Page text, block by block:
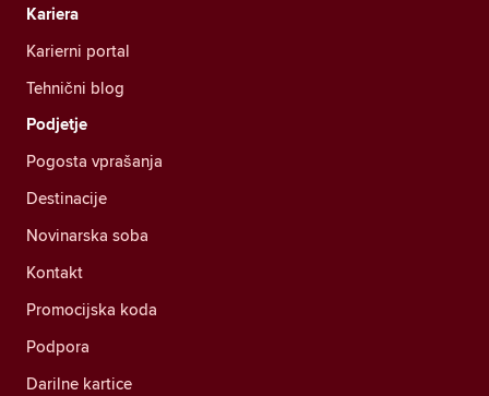
Kariera
Karierni portal
Tehnični blog
Podjetje
Pogosta vprašanja
Destinacije
Novinarska soba
Kontakt
Promocijska koda
Podpora
Darilne kartice